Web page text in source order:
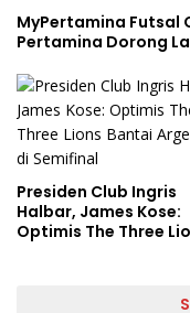
MyPertamina Futsal
Pertamina Dorong
Presiden Club Ingris
Halbar, James Kose:
Optimis The Three